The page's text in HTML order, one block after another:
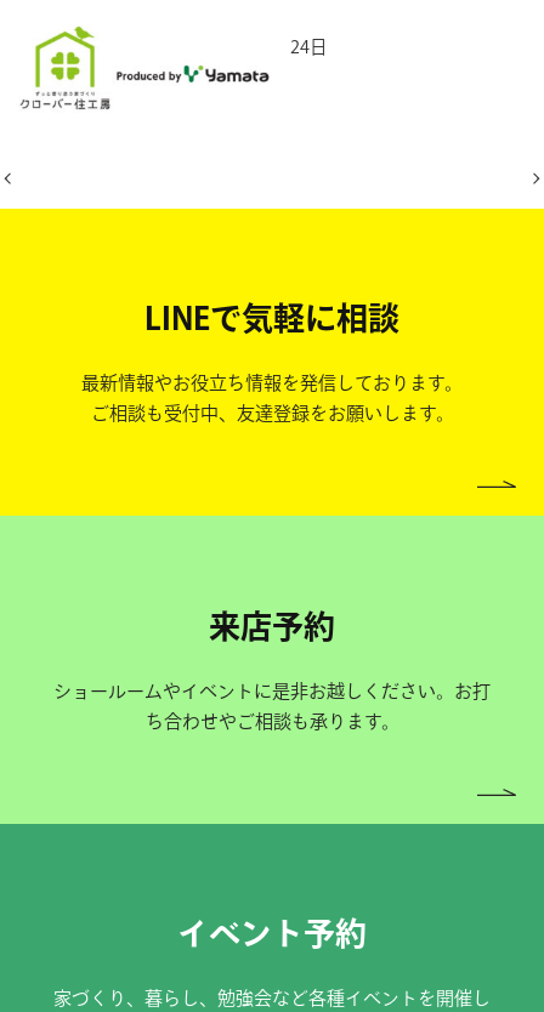
2026年6月24日
LINEで気軽に相談
最新情報やお役立ち情報を発信しております。
ご相談も受付中、友達登録をお願いします。
来店予約
ショールームやイベントに是非お越しください。お打
ち合わせやご相談も承ります。
イベント予約
家づくり、暮らし、勉強会など各種イベントを開催し